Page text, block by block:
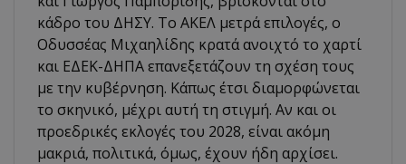
κάδρο του ΔΗΣΥ. Το ΑΚΕΛ μετρά επιλογές, ο
Οδυσσέας Μιχαηλίδης κρατά ανοιχτό το χαρτί
και ΕΔΕΚ-ΔΗΠΑ επανεξετάζουν τη σχέση τους
με την κυβέρνηση. Κάπως έτσι διαμορφώνεται
το σκηνικό, μέχρι αυτή τη στιγμή. Αν και οι
προεδρικές εκλογές του 2028, είναι ακόμη
μακριά, πολιτικά, όμως, έχουν ήδη αρχίσει.